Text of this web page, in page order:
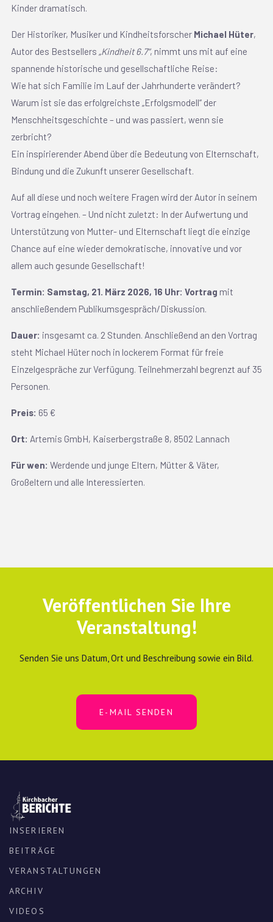
Kinder dramatisch.
Der Historiker, Musiker und Kindheitsforscher Michael Hüter,
Autor des Bestsellers „Kindheit 6.7“, nimmt uns mit auf eine
spannende historische und gesellschaftliche Reise:
Wie hat sich Familie im Lauf der Jahrhunderte verändert?
Warum ist sie das erfolgreichste „Erfolgsmodell“ der
Menschheitsgeschichte – und was passiert, wenn sie
zerbricht?
Ein inspirierender Abend über die Bedeutung von Elternschaft,
Bindung und die Zukunft unserer Gesellschaft.
Auf all diese und noch weitere Fragen wird der Autor in seinem
Vortrag eingehen. – Und nicht zuletzt: In der Aufwertung und
Unterstützung von Mutter- und Elternschaft liegt die einzige
Chance auf eine wieder demokratische, innovative und vor
allem auch gesunde Gesellschaft!
Termin: Samstag, 21. März 2026, 16 Uhr: Vortrag mit
anschließendem Publikumsgespräch/Diskussion.
Dauer: insgesamt ca. 2 Stunden. Anschließend an den Vortrag
steht Michael Hüter noch in lockerem Format für freie
Einzelgespräche zur Verfügung. Teilnehmerzahl begrenzt auf 35
Personen.
Preis: 65 €
Ort: Artemis GmbH, Kaiserbergstraße 8, 8502 Lannach
Für wen: Werdende und junge Eltern, Mütter & Väter,
Großeltern und alle Interessierten.
Veröffentlichen Sie Ihre
Veranstaltung!
Senden Sie uns Datum, Ort und Beschreibung sowie ein Bild.
E-MAIL SENDEN
INSERIEREN
BEITRÄGE
VERANSTALTUNGEN
ARCHIV
VIDEOS